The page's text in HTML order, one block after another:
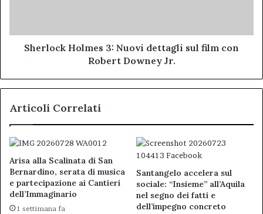
Robert
DowneySherlock Holmes 3: Nuovi dettagli sul film con
Robert Downey Jr.
Articoli Correlati
Arisa alla Scalinata di San
Bernardino, serata di musica
e partecipazione ai Cantieri
dell’Immaginario
1 settimana fa
Santangelo accelera sul
sociale: “Insieme” all’Aquila
nel segno dei fatti e
dell’impegno concreto